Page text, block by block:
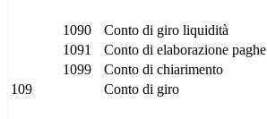
1090 Conto di giro liquidità
1091
Conto di elaborazione paghe
1099
Conto di chiarimento
109
Conto di giro